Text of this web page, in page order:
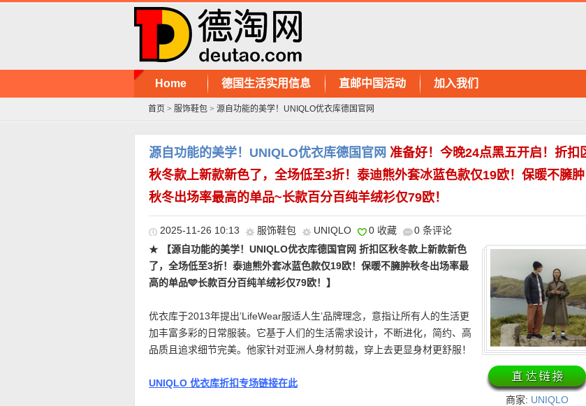
Home 德国生活实用信息 直邮中国活动 加入我们
首页 > 服饰鞋包 > 源自功能的美学！UNIQLO优衣库德国官网
源自功能的美学！UNIQLO优衣库德国官网 准备好！今晚24点黑五开启！折扣
秋冬款上新款新色了，全场低至3折！泰迪熊外套冰蓝色款仅19欧！保暖不臃肿
秋冬出场率最高的单品~长款百分百纯羊绒衫仅79欧！
2025-11-26 10:13 服饰鞋包 UNIQLO 0 收藏 0 条评论
商家: UNIQLO
★
【源自功能的美学！UNIQLO优衣库德国官网 折扣区秋冬款上新款新色
了，全场低至3折！泰迪熊外套冰蓝色款仅19欧！保暖不臃肿秋冬出场率最
高的单品🩵长款百分百纯羊绒衫仅79欧！】
优衣库于2013年提出’LifeWear服适人生’品牌理念，意指让所有人的生活更
加丰富多彩的日常服装。它基于人们的生活需求设计，不断进化，简约、高
品质且追求细节完美。他家针对亚洲人身材剪裁，穿上去更显身材更舒服！
UNIQLO 优衣库折扣专场链接在此